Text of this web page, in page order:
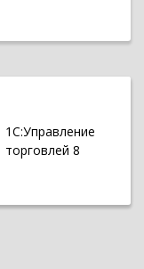
1С:Управление
торговлей 8